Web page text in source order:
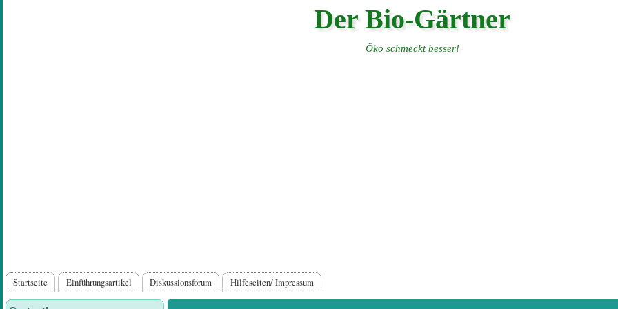
Der Bio-Gärtner
Öko schmeckt besser!
Hauptnavigation
Startseite Einführungsartikel Diskussionsforum Hilfeseiten/ Impressum